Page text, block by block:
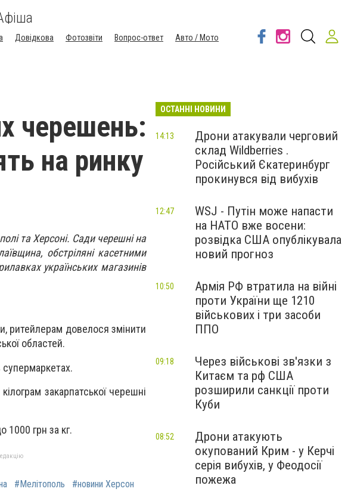
Довідкова Фотозвіти Вопрос-ответ
Авто / Мото
черешень:
на ринку
та Херсоні. Сади черешні на
обстріляні касетними
українських магазинів
ритейлерам довелося змінити
областей.
супермаркетах.
закарпатської черешні
1000 грн за кг.
#Мелітополь
#новини Херсон
ОСТАННІ НОВИНИ
Дрони атакували черговий
склад Wildberries .
Російський Єкатеринбург
прокинувся від вибухів
14:13
WSJ - Путін може напасти
на НАТО вже восени:
розвідка США опублікувала
новий прогноз
12:47
Армія РФ втратила на війні
проти України ще 1210
військових і три засоби
ППО
10:50
Через військові зв'язки з
Китаєм та рф США
розширили санкції проти
Куби
09:18
Дрони атакують
окупований Крим - у Керчі
серія вибухів, у Феодосії
пожежа
08:52